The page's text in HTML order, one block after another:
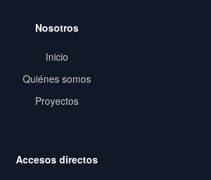
Nosotros
Inicio
Quiénes somos
Proyectos
Accesos directos